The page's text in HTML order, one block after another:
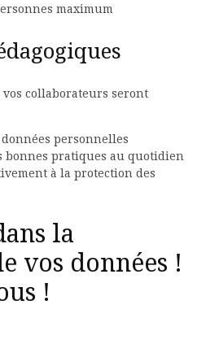
maximum
vos collaborateurs seront
personnelles
bonnes pratiques au quotidien
à la protection des
la
vos données !
!